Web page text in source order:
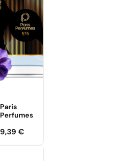
Paris
Perfumes
9,39 €